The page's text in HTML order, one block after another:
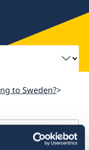
to Sweden?